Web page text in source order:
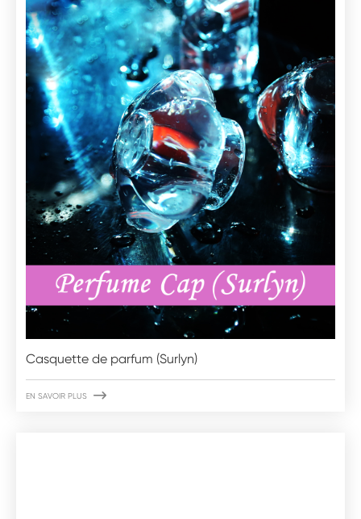
Casquette de parfum (Surlyn)
EN SAVOIR PLUS 